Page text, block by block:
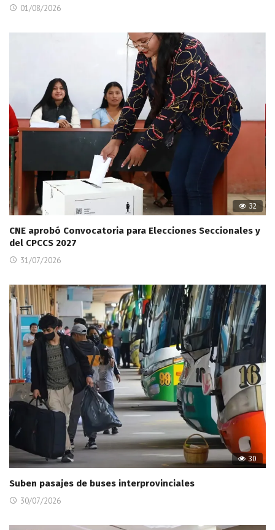
01/08/2026
32
CNE aprobó Convocatoria para Elecciones Seccionales y
del CPCCS 2027
31/07/2026
30
Suben pasajes de buses interprovinciales
30/07/2026